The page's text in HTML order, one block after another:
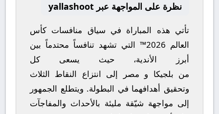
نظرة على المواجهة عبر yallashoot
تأتي هذه المباراة في سياق منافسات كأس
العالم 2026™
التي تشهد تنافساً محتدماً بين
أبرز الأندية، حيث يسعى كل
من بلجيكا و مصر
إلى انتزاع النقاط الثلاث
وتحقيق أهدافهما في البطولة. ويتطلع الجمهور
إلى مواجهة شيّقة مليئة بالأحداث والمفاجآت